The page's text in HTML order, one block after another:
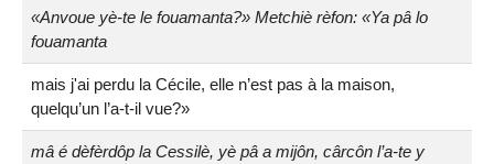
«Anvoue yè-te le fouamanta?» Metchiè rèfon: «Ya pâ lo
fouamanta
mais j'ai perdu la Cécile, elle n’est pas à la maison,
quelqu’un l’a-t-il vue?»
mâ é dèfèrdôp la Cessilè, yè pâ a mijôn, cârcôn l’a-te y